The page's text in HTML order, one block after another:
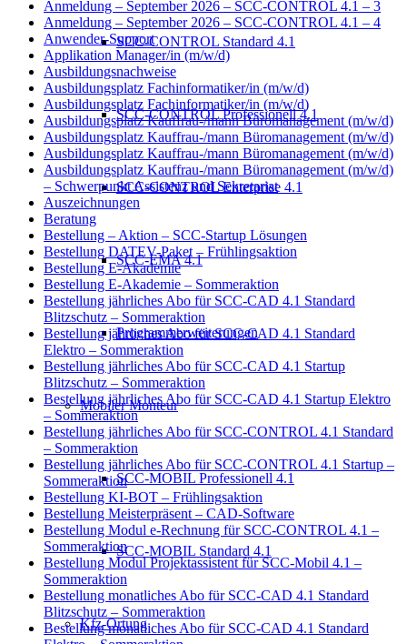
SCC-CONTROL Standard 4.1
SCC-CONTROL Professionell 4.1
SCC-CONTROL Enterprise 4.1
SCC-EMA 4.1
Programmerweiterungen
Mobiler Monteur
SCC-MOBIL Professionell 4.1
SCC-MOBIL Standard 4.1
Kfz-Ortung
Anmeldung – September 2026 – SCC-CONTROL 4.1 – 3
Anmeldung – September 2026 – SCC-CONTROL 4.1 – 4
Anwender-Support
Applikation Manager/in (m/w/d)
Ausbildungsnachweise
Ausbildungsplatz Fachinformatiker/in (m/w/d)
Ausbildungsplatz Fachinformatiker/in (m/w/d)
Ausbildungsplatz Kauffrau-/mann Büromanagement (m/w/d)
Ausbildungsplatz Kauffrau-/mann Büromanagement (m/w/d)
Ausbildungsplatz Kauffrau-/mann Büromanagement (m/w/d)
Ausbildungsplatz Kauffrau-/mann Büromanagement (m/w/d)
– Schwerpunkt Assistenz und Sekretariat
Auszeichnungen
Beratung
Bestellung – Aktion – SCC-Startup Lösungen
Bestellung DATEV-Paket – Frühlingsaktion
Bestellung E-Akademie
Bestellung E-Akademie – Sommeraktion
Bestellung jährliches Abo für SCC-CAD 4.1 Standard
Blitzschutz – Sommeraktion
Bestellung jährliches Abo für SCC-CAD 4.1 Standard
Elektro – Sommeraktion
Bestellung jährliches Abo für SCC-CAD 4.1 Startup
Blitzschutz – Sommeraktion
Bestellung jährliches Abo für SCC-CAD 4.1 Startup Elektro
– Sommeraktion
Bestellung jährliches Abo für SCC-CONTROL 4.1 Standard
– Sommeraktion
Bestellung jährliches Abo für SCC-CONTROL 4.1 Startup –
Sommeraktion
Bestellung KI-BOT – Frühlingsaktion
Bestellung Meisterpräsent – CAD-Software
Bestellung Modul e-Rechnung für SCC-CONTROL 4.1 –
Sommeraktion
Bestellung Modul Projektassistent für SCC-Mobil 4.1 –
Sommeraktion
Bestellung monatliches Abo für SCC-CAD 4.1 Standard
Blitzschutz – Sommeraktion
Bestellung monatliches Abo für SCC-CAD 4.1 Standard